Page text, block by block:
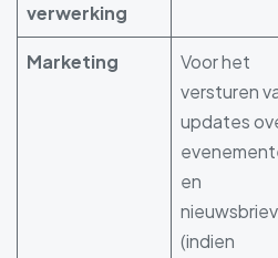
verwerking
Marketing
Voor het
versturen
updates
en
(indien